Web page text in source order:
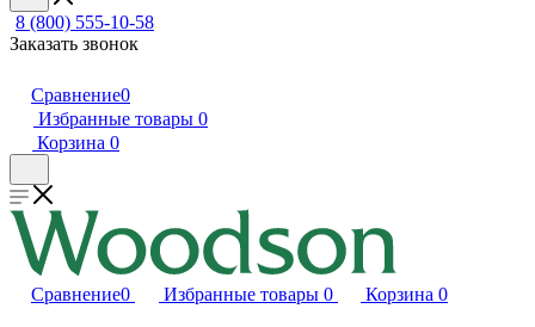
8 (800) 555-10-58
Заказать звонок
Сравнение0
Избранные товары 0
Корзина 0
Сравнение0 Избранные товары 0 Корзина 0